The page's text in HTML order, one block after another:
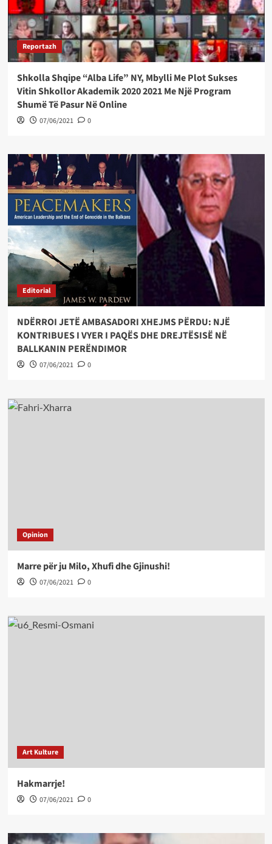
Reportazh
Shkolla Shqipe “Alba Life” NY, Mbylli Me Plot Sukses
Vitin Shkollor Akademik 2020 2021 Me Një Program
Shumë Të Pasur Në Online
07/06/2021 0
Editorial
NDËRROI JETË AMBASADORI XHEJMS PËRDU: NJË
KONTRIBUES I VYER I PAQËS DHE DREJTËSISË NË
BALLKANIN PERËNDIMOR
07/06/2021 0
Opinion
Marre për ju Milo, Xhufi dhe Gjinushi!
07/06/2021 0
Art Kulture
Hakmarrje!
07/06/2021 0